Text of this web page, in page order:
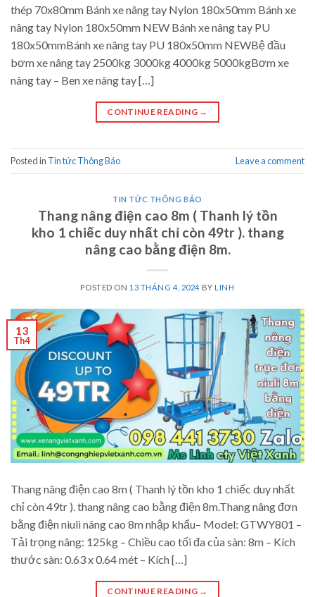
thép 70x80mm Bánh xe nâng tay Nylon 180x50mm Bánh xe
nâng tay Nylon 180x50mm NEW Bánh xe nâng tay PU
180x50mmBánh xe nâng tay PU 180x50mm NEWBệ đầu
bơm xe nâng tay 2500kg 3000kg 4000kg 5000kgBơm xe
nâng tay – Ben xe nâng tay […]
CONTINUE READING →
Posted in Tin tức Thông Báo Leave a comment
TIN TỨC THÔNG BÁO
Thang nâng điện cao 8m ( Thanh lý tồn
kho 1 chiếc duy nhất chỉ còn 49tr ). thang
nâng cao bằng điện 8m.
POSTED ON 13 THÁNG 4, 2024 BYLINH
13
Th4
Thang nâng điện cao 8m ( Thanh lý tồn kho 1 chiếc duy nhất
chỉ còn 49tr ). thang nâng cao bằng điện 8m.Thang nâng đơn
bằng điện niuli nâng cao 8m nhập khẩu– Model: GTWY801 –
Tải trọng nâng: 125kg – Chiều cao tối đa của sàn: 8m – Kích
thước sàn: 0.63 x 0.64 mét – Kích […]
CONTINUE READING →